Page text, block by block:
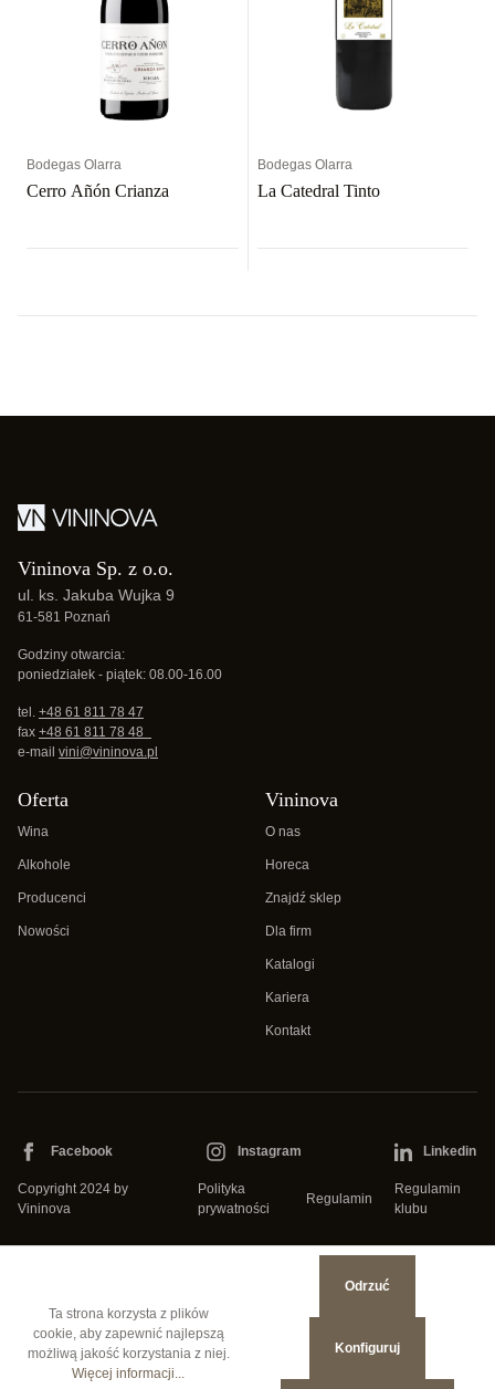
Bodegas Olarra
Cerro Añón Crianza
Bodegas Olarra
La Catedral Tinto
Vininova Sp. z o.o.
ul. ks. Jakuba Wujka 9
61-581 Poznań
Godziny otwarcia:
poniedziałek - piątek: 08.00-16.00
tel. +48 61 811 78 47
fax +48 61 811 78 48
e-mail vini@vininova.pl
Oferta
Wina
Alkohole
Producenci
Nowości
Vininova
O nas
Horeca
Znajdź sklep
Dla firm
Katalogi
Kariera
Kontakt
Copyright 2024 by
Vininova
Polityka
prywatności
Regulamin
Regulamin
klubu
Facebook Instagram Linkedin
Ta strona korzysta z plików
cookie, aby zapewnić najlepszą
możliwą jakość korzystania z niej.
Więcej informacji...
Odrzuć
Konfiguruj